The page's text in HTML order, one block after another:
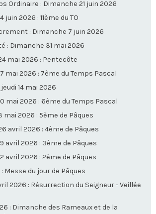
Ordinaire : Dimanche 21 juin 2026
juin 2026 : 11ème du TO
: Dimanche 7 juin 2026
: Dimanche 31 mai 2026
mai 2026 : Pentecôte
mai 2026 : 7ème du Temps Pascal
14 mai 2026
mai 2026 : 6ème du Temps Pascal
mai 2026 : 5ème de Pâques
avril 2026 : 4ème de Pâques
avril 2026 : 3ème de Pâques
avril 2026 : 2ème de Pâques
Messe du jour de Pâques
2026 : Résurrection du Seigneur - Veillée
: Dimanche des Rameaux et de la